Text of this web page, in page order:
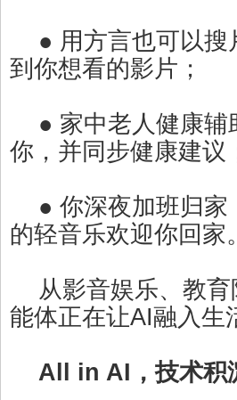
● 用方言也可以搜
到你想看的影片；
● 家中老人健康辅
你，并同步健康建议
● 你深夜加班归家
的轻音乐欢迎你回家。
从影音娱乐、教育
能体正在让AI融入生
All in AI，技术积